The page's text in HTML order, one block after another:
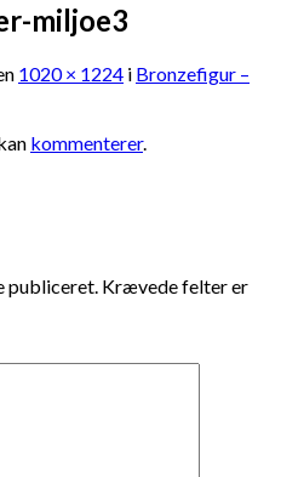
miljoe3
1020 × 1224 i Bronzefigur –
kommenterer.
publiceret. Krævede felter er